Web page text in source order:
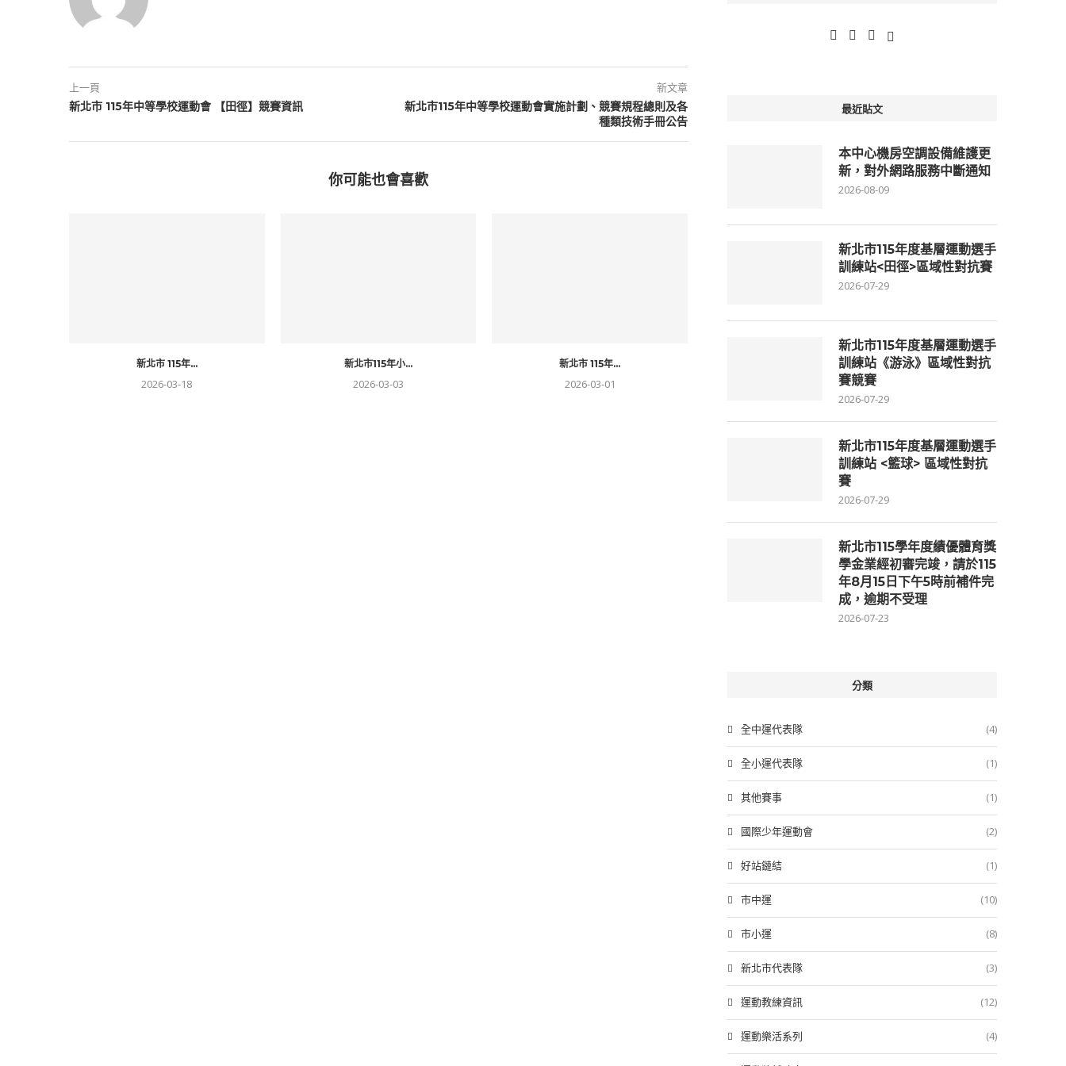
上一頁
新北市 115年中等學校運動會 【田徑】競賽資訊
新文章
新北市115年中等學校運動會實施計劃、競賽規程總則及各
種類技術手冊公告
你可能也會喜歡
新北市 115年...
2026-03-18
新北市115年小...
2026-03-03
新北市 115年...
2026-03-01
最近貼文
本中心機房空調設備維護更
新，對外網路服務中斷通知
2026-08-09
新北市115年度基層運動選手
訓練站<田徑>區域性對抗賽
2026-07-29
新北市115年度基層運動選手
訓練站《游泳》區域性對抗
賽競賽
2026-07-29
新北市115年度基層運動選手
訓練站 <籃球> 區域性對抗
賽
2026-07-29
新北市115學年度績優體育獎
學金業經初審完竣，請於115
年8月15日下午5時前補件完
成，逾期不受理
2026-07-23
分類
全中運代表隊 (4)
全小運代表隊 (1)
其他賽事 (1)
國際少年運動會 (2)
好站鏈結 (1)
市中運 (10)
市小運 (8)
新北市代表隊 (3)
運動教練資訊 (12)
運動樂活系列 (4)